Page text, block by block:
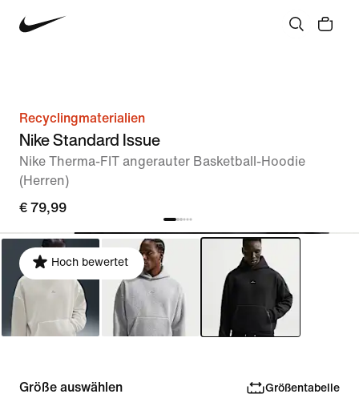
Recyclingmaterialien
Nike Standard Issue
Nike Therma-FIT angerauter Basketball-Hoodie
(Herren)
€ 79,99
Hoch bewertet
Größe auswählen Größentabelle